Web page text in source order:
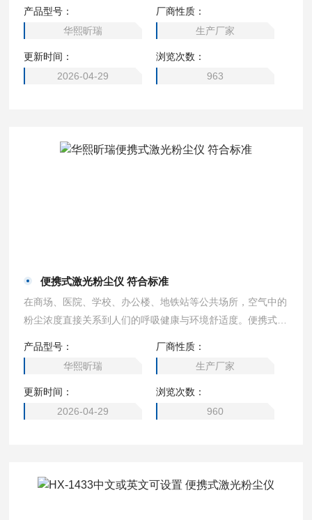
产品型号：
华熙昕瑞
厂商性质：
生产厂家
更新时间：
2026-04-29
浏览次数：
963
便携式激光粉尘仪 符合标准
在商场、医院、学校、办公楼、地铁站等公共场所，空气中的
粉尘浓度直接关系到人们的呼吸健康与环境舒适度。便携式激
产品型号：
华熙昕瑞
厂商性质：
生产厂家
更新时间：
2026-04-29
浏览次数：
960